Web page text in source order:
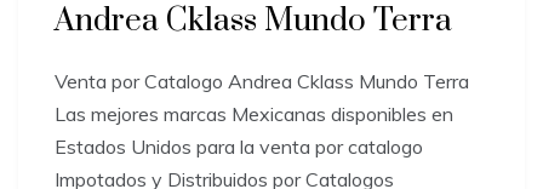
Andrea Cklass Mundo Terra
Venta por Catalogo Andrea Cklass Mundo Terra
Las mejores marcas Mexicanas disponibles en
Estados Unidos para la venta por catalogo
Impotados y Distribuidos por Catalogos